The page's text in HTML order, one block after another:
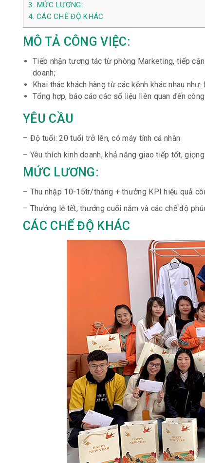
3. MỨC LƯƠNG:
4. CÁC CHẾ ĐỘ KHÁC
MÔ TẢ CÔNG VIỆC:
Tiếp nhận tương tác từ phòng Marketing, tiếp
doanh;
Khai thác khách hàng từ các kênh khác nhau
Tổng hợp, báo cáo các số liệu liên quan đến
YÊU CẦU
– Độ tuổi: 20 tuổi trở lên, có máy tính cá nhân
– Yêu thích kinh doanh, khả năng giao tiếp tốt,
MỨC LƯƠNG:
– Thu nhập 10-15tr/tháng + thưởng KPI hiệu quả
– Thưởng lễ tết, thưởng cuối năm và các chế độ
CÁC CHẾ ĐỘ KHÁC